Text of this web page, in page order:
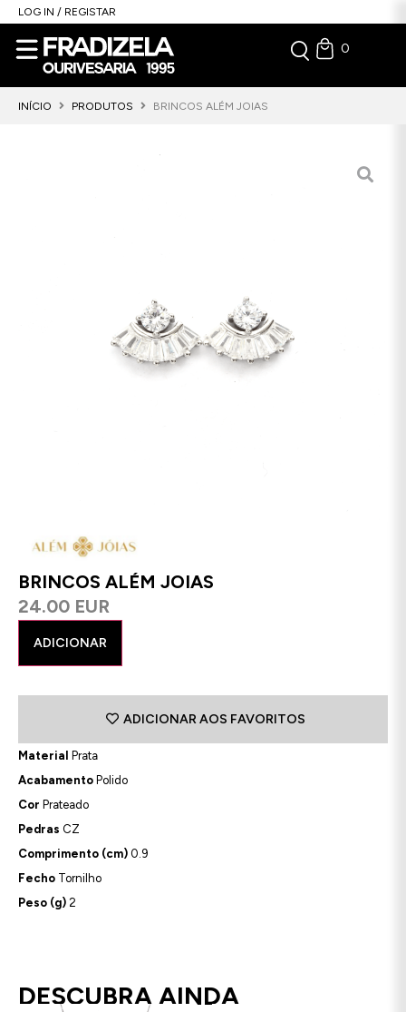
LOG IN / REGISTAR
0
INÍCIO PRODUTOS BRINCOS ALÉM JOIAS
BRINCOS ALÉM JOIAS
24.00 EUR
ADICIONAR
ADICIONAR AOS FAVORITOS
Material
Prata
Acabamento Polido
Cor Prateado
Pedras CZ
Comprimento (cm) 0.9
Fecho Tornilho
Peso (g) 2
DESCUBRA AINDA